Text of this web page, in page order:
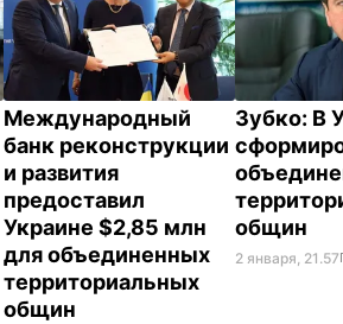
Международный
банк реконструкции
и развития
предоставил
Украине $2,85 млн
для объединенных
территориальных
общин
Зубко: В
общин
2 января, 21.57